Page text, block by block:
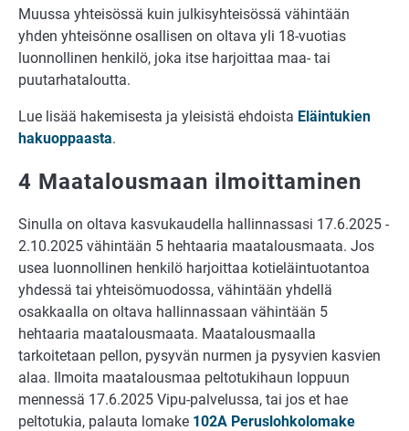
Muussa yhteisössä kuin julkisyhteisössä vähintään
yhden yhteisönne osallisen on oltava yli 18-vuotias
luonnollinen henkilö, joka itse harjoittaa maa- tai
puutarhataloutta.
Lue lisää hakemisesta ja yleisistä ehdoista Eläintukien
hakuoppaasta.
4 Maatalousmaan ilmoittaminen
Sinulla on oltava kasvukaudella hallinnassasi 17.6.2025 -
2.10.2025 vähintään 5 hehtaaria maatalousmaata. Jos
usea luonnollinen henkilö harjoittaa kotieläintuotantoa
yhdessä tai yhteisömuodossa, vähintään yhdellä
osakkaalla on oltava hallinnassaan vähintään 5
hehtaaria maatalousmaata. Maatalousmaalla
tarkoitetaan pellon, pysyvän nurmen ja pysyvien kasvien
alaa. Ilmoita maatalousmaa peltotukihaun loppuun
mennessä 17.6.2025 Vipu-palvelussa, tai jos et hae
peltotukia, palauta lomake 102A Peruslohkolomake